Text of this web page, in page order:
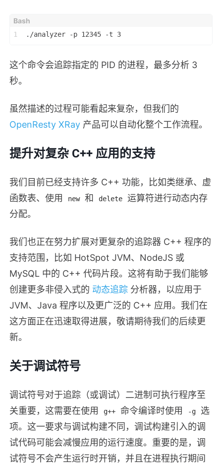
1 ./analyzer -p 12345 -t 3
这个命令会追踪指定的 PID 的进程，最多分析 3
秒。
虽然描述的过程可能看起来复杂，但我们的
OpenResty XRay 产品可以自动化整个工作流程。
提升对复杂 C++ 应用的支持
我们目前已经支持许多 C++ 功能，比如类继承、虚
函数表、使用
new 和 delete
运算符进行动态内存
分配。
我们也正在努力扩展对更复杂的追踪器 C++ 程序的
支持范围，比如 HotSpot JVM、NodeJS 或
MySQL 中的 C++ 代码片段。这将有助于我们能够
创建更多非侵入式的 动态追踪 分析器，以应用于
JVM、Java 程序以及更广泛的 C++ 应用。我们在
这方面正在迅速取得进展，敬请期待我们的后续更
新。
关于调试符号
调试符号对于追踪（或调试）二进制可执行程序至
关重要，这需要在使用
g++ 命令编译时使用 -g
选
项。这一要求与调试构建不同，调试构建引入的调
试代码可能会减慢应用的运行速度。重要的是，调
试符号不会产生运行时开销，并且在进程执行期间